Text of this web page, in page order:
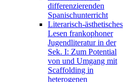
differenzierenden
Spanischunterricht
Literarisch-ästhetisches
Lesen frankophoner
Jugendliteratur in der
Sek. I: Zum Potential
von und Umgang mit
Scaffolding in
heterogenen